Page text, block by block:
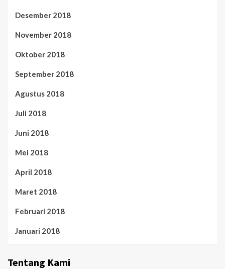
Desember 2018
November 2018
Oktober 2018
September 2018
Agustus 2018
Juli 2018
Juni 2018
Mei 2018
April 2018
Maret 2018
Februari 2018
Januari 2018
Tentang Kami